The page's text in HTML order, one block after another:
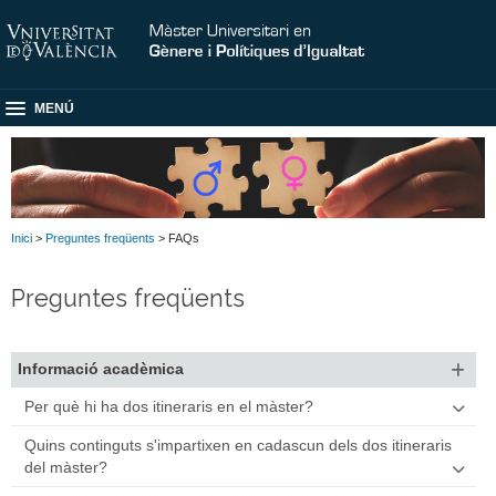
MENÚ
Inici > Preguntes freqüents > FAQs
Preguntes freqüents
Informació acadèmica
Per què hi ha dos itineraris en el màster?
El Màster en Gènere i Polítiques d'Igualtat consta de dos
especialitats o itineraris, cadascuna d'ells definit per unes
Quins continguts s'impartixen en cadascun dels dos itineraris
del màster?